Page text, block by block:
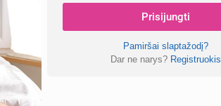
Prisijungti
Pamiršai slaptažodį?
Dar ne narys? Registruokis